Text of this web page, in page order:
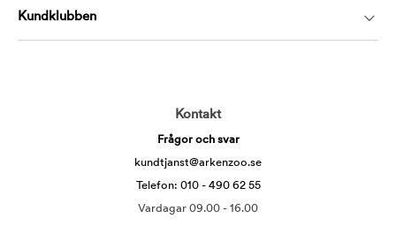
Kundklubben
Kontakt
Frågor och svar
kundtjanst@arkenzoo.se
Telefon: 010 - 490 62 55
Vardagar 09.00 - 16.00